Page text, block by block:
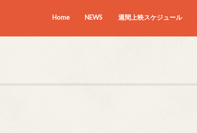
Home NEWS 週間上映スケジュール